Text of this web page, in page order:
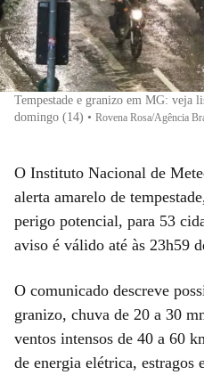
Tempestade e granizo em MG: veja
domingo (14) • Rovena Rosa/Agência
O Instituto Nacional de
alerta amarelo de
perigo potencial, para 53
aviso é válido até às 23h59
O comunicado descreve
granizo, chuva de 20 a 30
ventos intensos de 40 a 60
de energia elétrica, estragos